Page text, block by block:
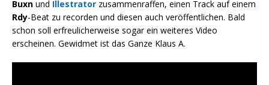
Buxn und Illestrator zusammenraffen, einen Track auf einem
Rdy-Beat zu recorden und diesen auch veröffentlichen. Bald
schon soll erfreulicherweise sogar ein weiteres Video
erscheinen. Gewidmet ist das Ganze Klaus A.